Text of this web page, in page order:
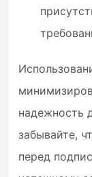
надежность
забывайте,
перед